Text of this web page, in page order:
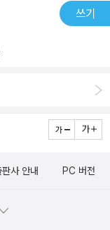
쓰기
판사 안내 PC 버전